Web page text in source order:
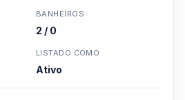
BANHEIROS
2 / 0
LISTADO COMO
Ativo